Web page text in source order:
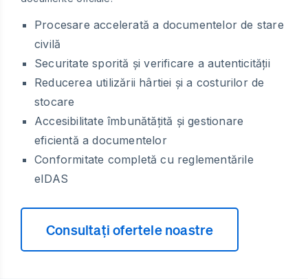
Procesare accelerată a documentelor de stare
civilă
Securitate sporită și verificare a autenticității
Reducerea utilizării hârtiei și a costurilor de
stocare
Accesibilitate îmbunătățită și gestionare
eficientă a documentelor
Conformitate completă cu reglementările
eIDAS
Consultați ofertele noastre